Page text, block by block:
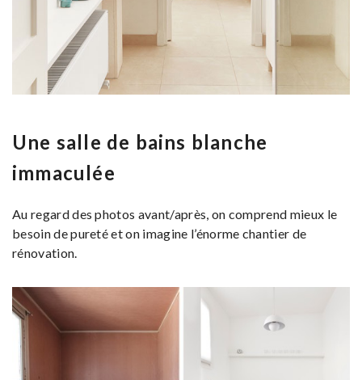
Une salle de bains blanche
immaculée
Au regard des photos avant/après, on comprend mieux le
besoin de pureté et on imagine l’énorme chantier de
rénovation.